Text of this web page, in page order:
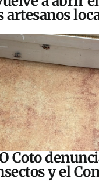
artesanos
Coto
y el